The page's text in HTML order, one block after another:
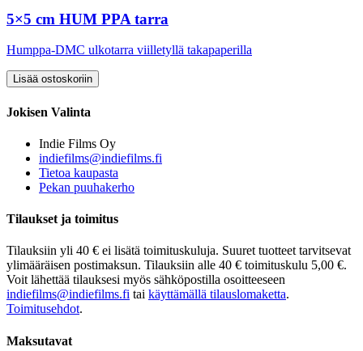
5×5 cm HUM PPA tarra
Humppa-DMC ulkotarra viilletyllä takapaperilla
Jokisen Valinta
Indie Films Oy
indiefilms@indiefilms.fi
Tietoa kaupasta
Pekan puuhakerho
Tilaukset ja toimitus
Tilauksiin yli 40 € ei lisätä toimituskuluja. Suuret tuotteet tarvitsevat
ylimääräisen postimaksun. Tilauksiin alle 40 € toimituskulu 5,00 €.
Voit lähettää tilauksesi myös sähköpostilla osoitteeseen
indiefilms@indiefilms.fi tai käyttämällä tilauslomaketta.
Toimitusehdot.
Maksutavat